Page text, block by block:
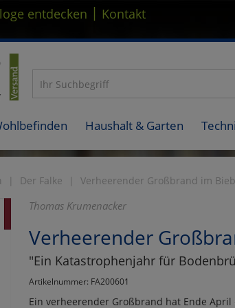
entdecken | Kontakt
Haushalt & Garten
Der Falke Verheerender Großbrand im
Thomas Krumenacker
Verheerender
"Ein Katastrophenjahr für
Artikelnummer: FA200601
Ein verheerender Großbrand hat Ende